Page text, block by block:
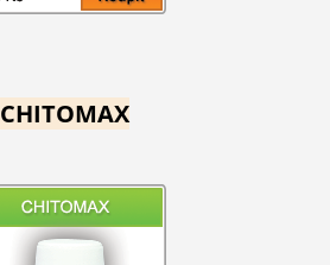
CHITOMAX